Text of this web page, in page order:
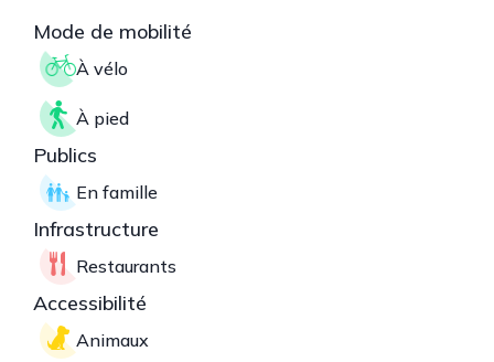
Mode de mobilité
À vélo
À pied
Publics
En famille
Infrastructure
Restaurants
Accessibilité
Animaux